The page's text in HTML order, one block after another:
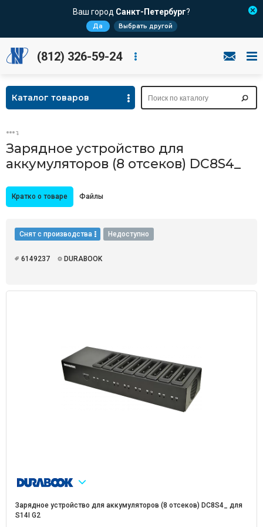
Ваш город Санкт-Петербург?
Да Выбрать другой
(812) 326-59-24
Каталог товаров
Зарядное устройство для
аккумуляторов (8 отсеков) DC8S4_
Кратко о товаре Файлы
Снят с производства Недоступно
6149237 DURABOOK
Зарядное устройство для аккумуляторов (8 отсеков) DC8S4_ для
S14I G2